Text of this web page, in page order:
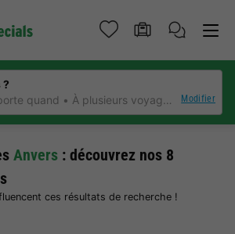
quand À plusieurs voyageurs Modifier
Anvers : découvrez nos 8
ces résultats de recherche !